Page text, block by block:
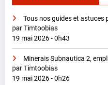
Tous nos guides et astuces
par Timtoobias
19 mai 2026 - 0h43
Minerais Subnautica 2,
par Timtoobias
19 mai 2026 - 0h26